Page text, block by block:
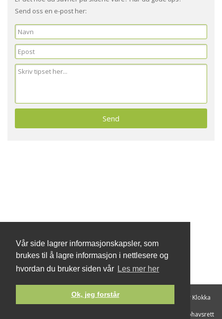
Vår side lagrer informasjonskapsler, som
brukes til å lagre informasjon i nettlesere og
hvordan du bruker siden vår Les mer her
Ok, jeg forstår
Send oss en e-post her:
Din IP adresse|Hva er Lyd
Hva er Klokka
Vilkår og opphavsrett